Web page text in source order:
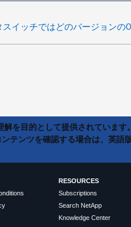
を目的として提供されています
テンツを確認する場合は、英語
RESOURCES
Subscriptions
Search NetApp
Knowledge Center